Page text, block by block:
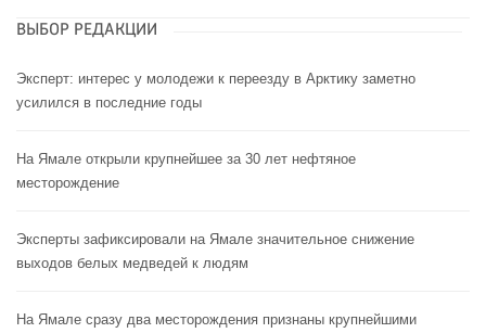
ВЫБОР РЕДАКЦИИ
Эксперт: интерес у молодежи к переезду в Арктику заметно
усилился в последние годы
На Ямале открыли крупнейшее за 30 лет нефтяное
месторождение
Эксперты зафиксировали на Ямале значительное снижение
выходов белых медведей к людям
На Ямале сразу два месторождения признаны крупнейшими